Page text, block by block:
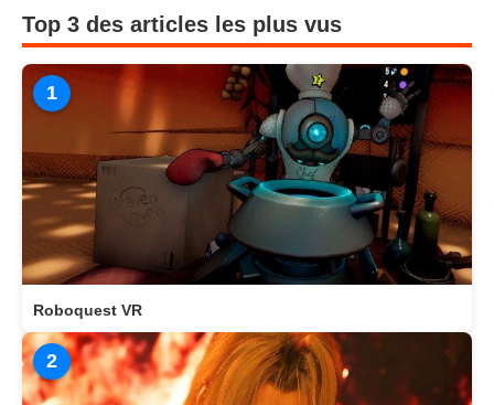
Top 3 des articles les plus vus
1
Roboquest VR
2